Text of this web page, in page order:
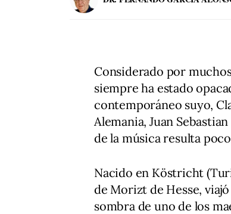
Considerado por
siempre ha estado
contemporáneo suyo,
Alemania, Juan
de la música resulta
Nacido en Köstricht
de Morizt de Hesse,
sombra de uno de los